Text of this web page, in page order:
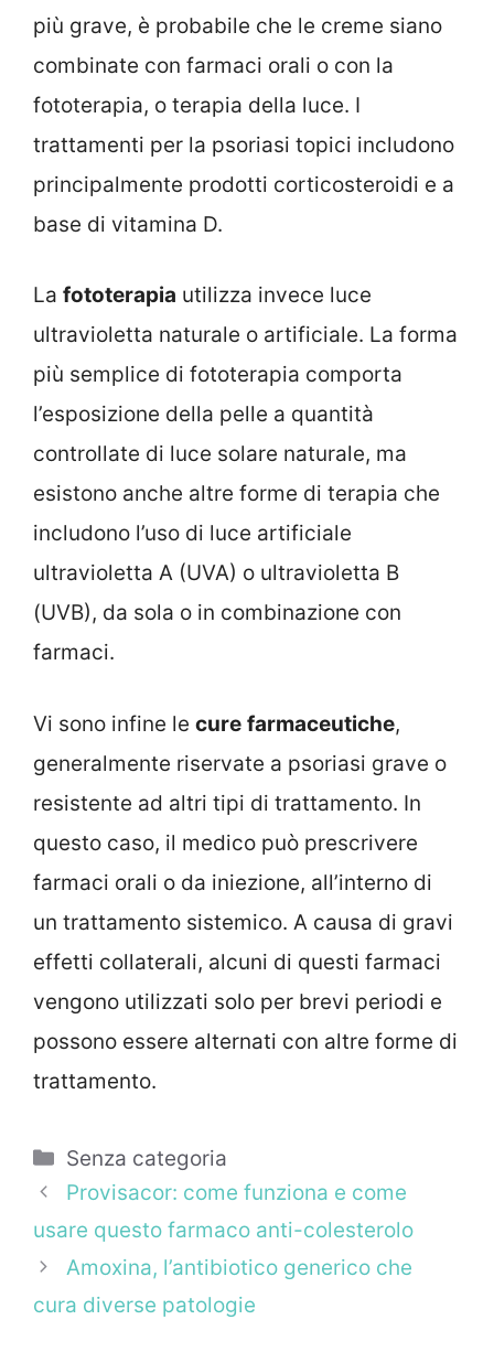
più grave, è probabile che le creme siano
combinate con farmaci orali o con la
fototerapia, o terapia della luce. I
trattamenti per la psoriasi topici includono
principalmente prodotti corticosteroidi e a
base di vitamina D.
La fototerapia utilizza invece luce
ultravioletta naturale o artificiale. La forma
più semplice di fototerapia comporta
l’esposizione della pelle a quantità
controllate di luce solare naturale, ma
esistono anche altre forme di terapia che
includono l’uso di luce artificiale
ultravioletta A (UVA) o ultravioletta B
(UVB), da sola o in combinazione con
farmaci.
Vi sono infine le cure farmaceutiche,
generalmente riservate a psoriasi grave o
resistente ad altri tipi di trattamento. In
questo caso, il medico può prescrivere
farmaci orali o da iniezione, all’interno di
un trattamento sistemico. A causa di gravi
effetti collaterali, alcuni di questi farmaci
vengono utilizzati solo per brevi periodi e
possono essere alternati con altre forme di
trattamento.
Categorie
Senza categoria
Provisacor: come funziona e come
usare questo farmaco anti-colesterolo
Amoxina, l’antibiotico generico che
cura diverse patologie